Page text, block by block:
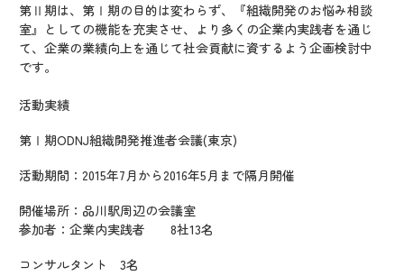
第Ⅱ期は、第Ⅰ期の目的は変わらず、『組織開発のお悩み相談
室』としての機能を充実させ、より多くの企業内実践者を通じ
て、企業の業績向上を通じて社会貢献に資するよう企画検討中
です。
活動実績
第Ⅰ期ODNJ組織開発推進者会議(東京)
活動期間：2015年7月から2016年5月まで隔月開催
開催場所：品川駅周辺の会議室
参加者：企業内実践者 8社13名
コンサルタント 3名